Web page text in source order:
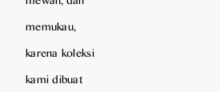
memukau,
karena koleksi
kami dibuat